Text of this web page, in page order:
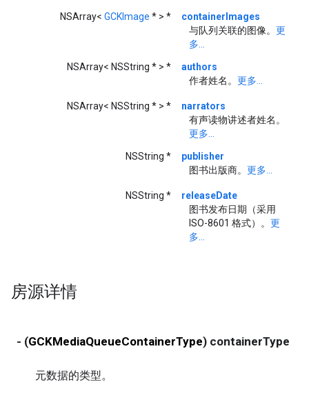
NSArray< GCKImage * > *
containerImages
与队列关联的图像。 更
多...
NSArray< NSString * > *
authors
作者姓名。 更多...
NSArray< NSString * > *
narrators
有声读物讲述者姓名。
更多...
NSString *
publisher
图书出版商。 更多...
NSString *
releaseDate
图书发布日期（采用
ISO-8601 格式）。 更
多...
房源详情
- (GCKMediaQueueContainerType) containerType
元数据的类型。